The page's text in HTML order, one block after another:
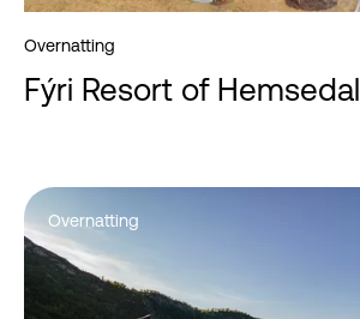
Overnatting
Fýri Resort of Hemsedal
Overnatting